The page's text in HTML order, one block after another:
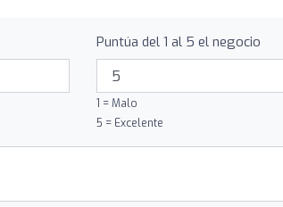
Puntúa del 1 al 5 el negocio
1 = Malo
5 = Excelente